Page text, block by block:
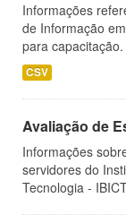
Informações
de Informação
para capacitação.
CSV
Avaliação de
Informações
servidores do
Tecnologia -